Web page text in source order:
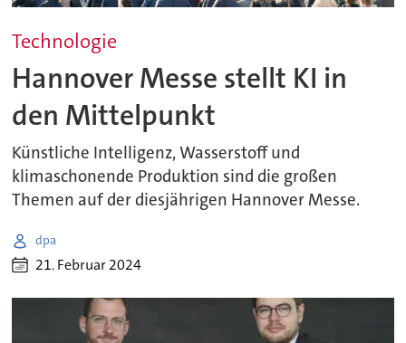
Technologie
Hannover Messe stellt KI in
den Mittelpunkt
Künstliche Intelligenz, Wasserstoff und
klimaschonende Produktion sind die großen
Themen auf der diesjährigen Hannover Messe.
dpa
21. Februar 2024